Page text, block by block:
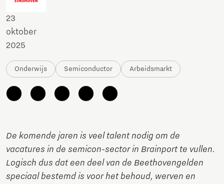
23
oktober
2025
Onderwijs Semiconductor Arbeidsmarkt
De komende jaren is veel talent nodig om de
vacatures in de semicon-sector in Brainport te vullen.
Logisch dus dat een deel van de Beethovengelden
speciaal bestemd is voor het behoud, werven en